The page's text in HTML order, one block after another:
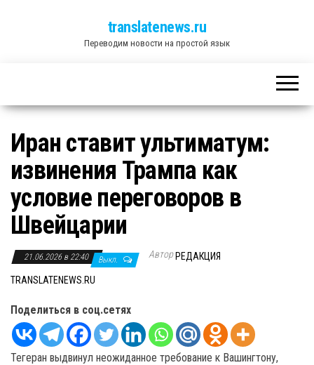
translatenews.ru
Переводим новости на простой язык
Иран ставит ультиматум:
извинения Трампа как
условие переговоров в
Швейцарии
21.06.2026 в 22:40 Выкл. Автор РЕДАКЦИЯ
TRANSLATENEWS.RU
Поделиться в соц.сетях
Тегеран выдвинул неожиданное требование к Вашингтону,